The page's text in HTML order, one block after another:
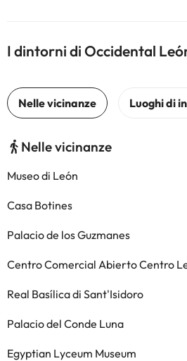
I dintorni di Occidental
Nelle vicinanze
Museo di León
Casa Botines
Palacio de los Guzmanes
Centro Comercial Abierto Centro
Real Basílica di Sant'Isidoro
Palacio del Conde Luna
Egyptian Lyceum Museum